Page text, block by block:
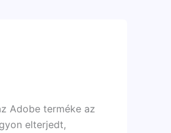
Adobe terméke az
elterjedt,